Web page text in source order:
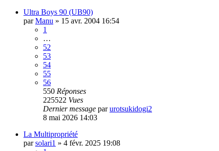
Ultra Boys 90 (UB90)
parManu » 15 avr. 2004 16:54
1
…
52
53
54
55
56
550 Réponses
225522 Vues
Dernier message parurotsukidogi2
8 mai 2026 14:03
La Multipropriété
parsolari1 » 4 févr. 2025 19:08